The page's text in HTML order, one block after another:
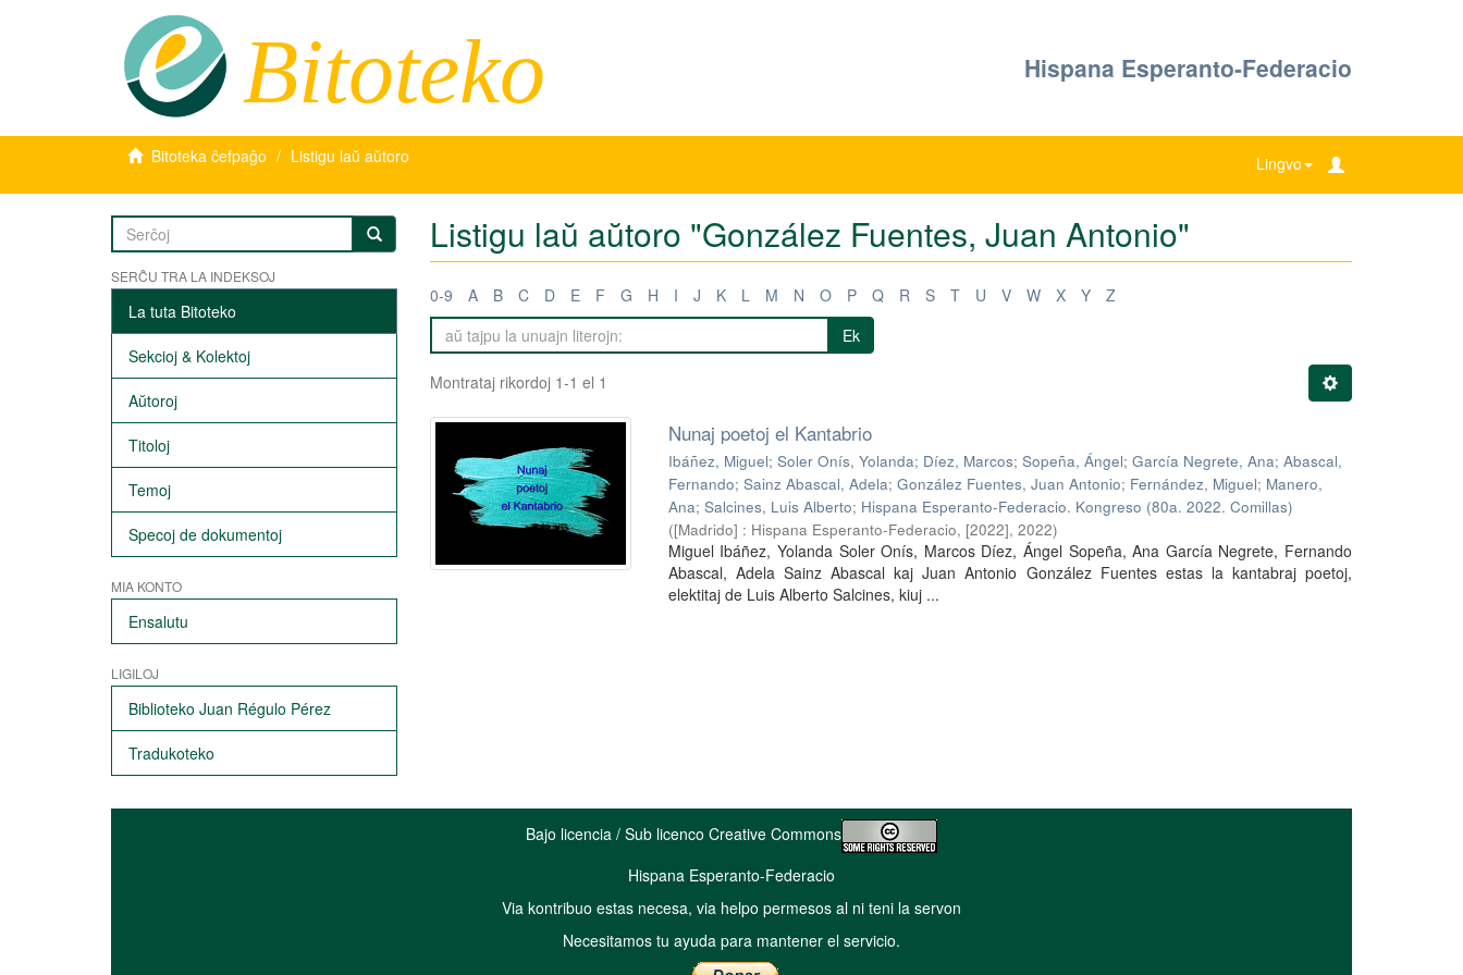
Bitoteko Hispana Esperanto-Federacio
Bitoteka ĉefpaĝo Listigu laŭ aŭtoro Lingvo
SERĈU TRA LA INDEKSOJ
La tuta Bitoteko
Sekcioj & Kolektoj
Aŭtoroj
Titoloj
Temoj
Specoj de dokumentoj
MIA KONTO
Ensalutu
LIGILOJ
Biblioteko Juan Régulo Pérez
Tradukoteko
Listigu laŭ aŭtoro "González Fuentes, Juan Antonio"
0-9 A B C D E F G H I J K L M N O P Q R S T U V W X Y
Z
Ek
Montrataj rikordoj 1-1 el 1
Nunaj poetoj el Kantabrio
Ibáñez, Miguel; Soler Onís, Yolanda; Díez, Marcos; Sopeña, Ángel; García Negrete, Ana; Abascal,
Fernando; Sainz Abascal, Adela; González Fuentes, Juan Antonio; Fernández, Miguel; Manero,
Ana; Salcines, Luis Alberto; Hispana Esperanto-Federacio. Kongreso (80a. 2022. Comillas)
([Madrido] : Hispana Esperanto-Federacio, [2022], 2022)
Miguel Ibáñez, Yolanda Soler Onís, Marcos Díez, Ángel Sopeña, Ana García Negrete, Fernando
Abascal, Adela Sainz Abascal kaj Juan Antonio González Fuentes estas la kantabraj poetoj,
elektitaj de Luis Alberto Salcines, kiuj ...
Bajo licencia / Sub licenco Creative Commons
Hispana Esperanto-Federacio
Via kontribuo estas necesa, via helpo permesos al ni teni la servon
Necesitamos tu ayuda para mantener el servicio.